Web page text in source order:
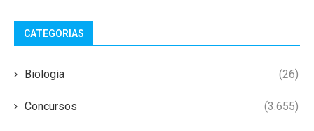
CATEGORIAS
Biologia (26)
Concursos (3.655)